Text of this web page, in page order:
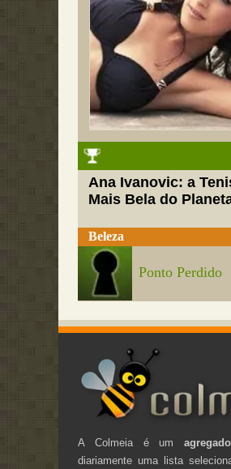
Ana Ivanovic: a
Mais Bela do
Beleza
Ponto Perdido
A Colmeia é um
diariamente uma lista